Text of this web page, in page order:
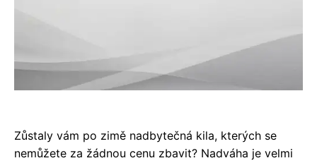
Zůstaly vám po zimě nadbytečná kila, kterých se
nemůžete za žádnou cenu zbavit? Nadváha je velmi